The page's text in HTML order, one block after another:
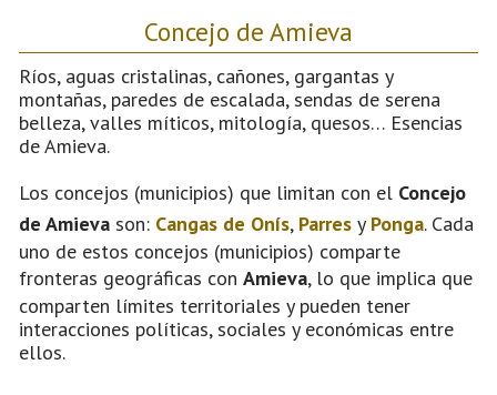
Concejo de Amieva
Ríos, aguas cristalinas, cañones, gargantas y
montañas, paredes de escalada, sendas de serena
belleza, valles míticos, mitología, quesos… Esencias
de Amieva.
Los concejos (municipios) que limitan con el Concejo
de Amieva son: Cangas de Onís, Parres y Ponga. Cada
uno de estos concejos (municipios) comparte
fronteras geográficas con Amieva, lo que implica que
comparten límites territoriales y pueden tener
interacciones políticas, sociales y económicas entre
ellos.